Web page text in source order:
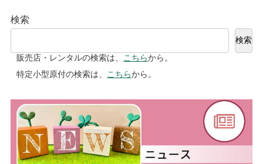
検索
検索
販売店・レンタルの検索は、
こちらから。
特定小型原付の検索は、
こちらから。